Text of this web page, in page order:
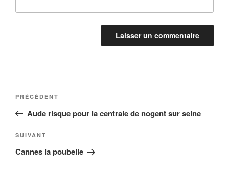
Navigation
l’article
Article
précédent
PRÉCÉDENT
Aude risque pour la centrale de nogent sur seine
Article
suivant
SUIVANT
Cannes la poubelle